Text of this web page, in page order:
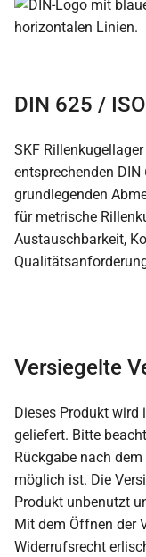
DIN 625 /
SKF
entsprechenden
grundlegenden
für metrische
Austauschbarkeit,
Versiegelte
Dieses Produkt wird
geliefert. Bitte
Rückgabe nach
möglich ist. Die
Produkt unbenutzt
Mit dem Öffnen der
Widerrufsrecht